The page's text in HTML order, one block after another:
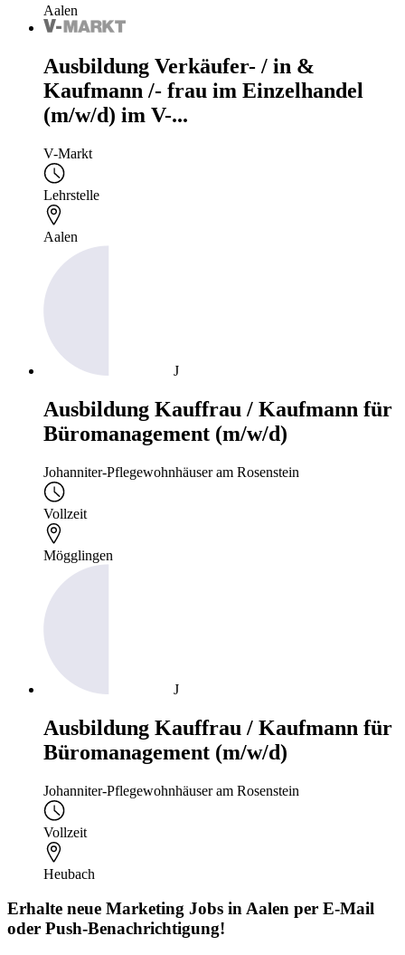
Aalen
Ausbildung Verkäufer- / in &
Kaufmann /- frau im Einzelhandel
(m/w/d) im V-...
V-Markt
Lehrstelle
Aalen
J
Ausbildung Kauffrau / Kaufmann für
Büromanagement (m/w/d)
Johanniter-Pflegewohnhäuser am Rosenstein
Vollzeit
Mögglingen
J
Ausbildung Kauffrau / Kaufmann für
Büromanagement (m/w/d)
Johanniter-Pflegewohnhäuser am Rosenstein
Vollzeit
Heubach
Erhalte neue Marketing Jobs in Aalen per E-Mail
oder Push-Benachrichtigung!